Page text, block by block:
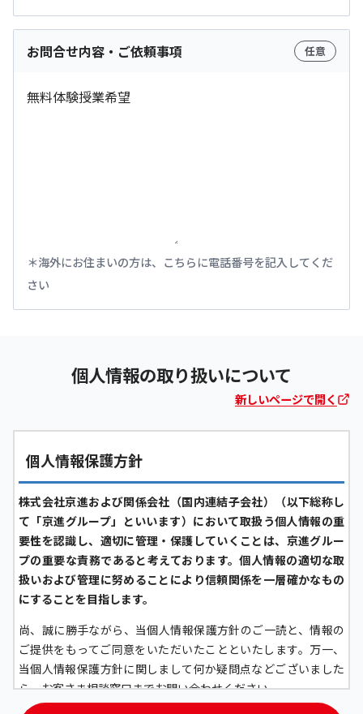
お問合せ内容・ご依頼事項 任意
海外にお住まいの方は、こちらに電話番号を記入してくだ
さい
個人情報の取り扱いについて
新しいページで開く
個人情報保護方針
株式会社京進および関係会社（国内連結子会社）（以下総称し
て「京進グループ」といいます）において取扱う個人情報の重
要性を認識し、適切に管理・保護していくことは、京進グルー
プの重要な責務であると考えております。個人情報の適切な取
扱いおよび管理に努めることにより信頼関係を一層確かなもの
にすることを目指します。
尚、誠に勝手ながら、当個人情報保護方針のご一読と、情報の
ご提供をもってご同意をいただいたことといたします。万一、
当個人情報保護方針に関しまして何か疑問点などございました
ら、お客さま相談窓口までお問い合わせください。